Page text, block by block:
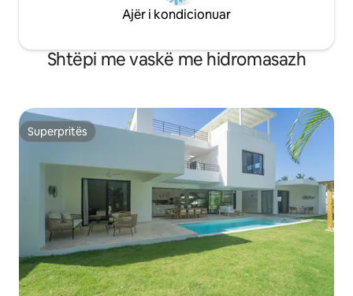
Ajër i kondicionuar
Shtëpi me vaskë me hidromasazh
Superpritës
Superpritës